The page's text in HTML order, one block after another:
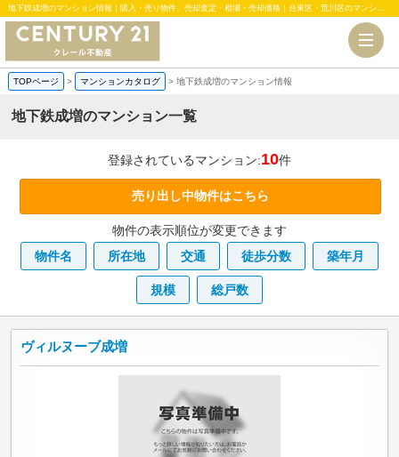
地下鉄成増のマンション情報｜購入・売り物件、売却査定・相場・売却価格｜台東区・荒川区のマンション、中古・新築一戸建、土地のことならセンチュリー21クレール不動産
TOPページ > マンションカタログ > 地下鉄成増のマンション情報
地下鉄成増のマンション一覧
登録されているマンション:10件
売り出し中物件はこちら
物件の表示順位が変更できます
物件名
所在地 交通 徒歩分数 築年月
規模 総戸数
ヴィルヌーブ成増